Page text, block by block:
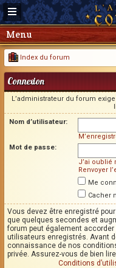
Menu
Index du forum
Connexion
L’administrateur du forum
Nom d’utilisateur:
Mot de passe:
J’ai oublié
Renvoyer
Me
Cacher
Vous devez être enregistré
que quelques secondes et
forum peut également
utilisateurs enregistrés. Avant
connaissance de nos
privée. Assurez-vous de bien
Conditions